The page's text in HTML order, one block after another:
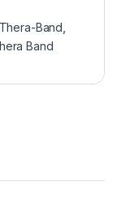
Thera-Band
Band